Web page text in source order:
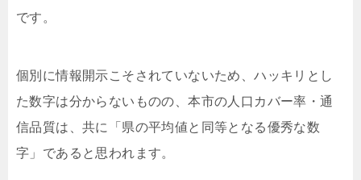
です。
個別に情報開示こそされていないため、ハッキリとし
た数字は分からないものの、本市の人口カバー率・通
信品質は、共に「県の平均値と同等となる優秀な数
字」であると思われます。